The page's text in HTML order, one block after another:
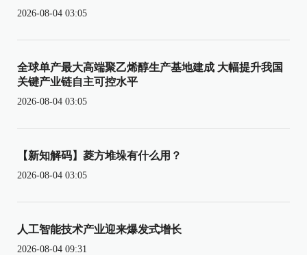
2026-08-04 03:05
全球单产最大高端聚乙烯醇生产基地建成 大幅提升我国
关键产业链自主可控水平
2026-08-04 03:05
【新知解码】菱方堆垛有什么用？
2026-08-04 03:05
人工智能技术产业迎来爆发式增长
2026-08-04 09:31